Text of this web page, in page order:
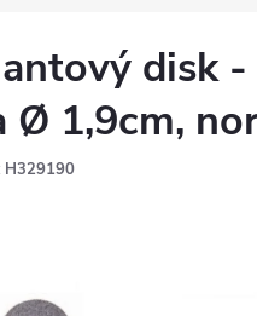
disk
Ø 1,9cm,
H329190